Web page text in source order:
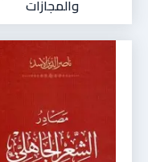
والمجازات